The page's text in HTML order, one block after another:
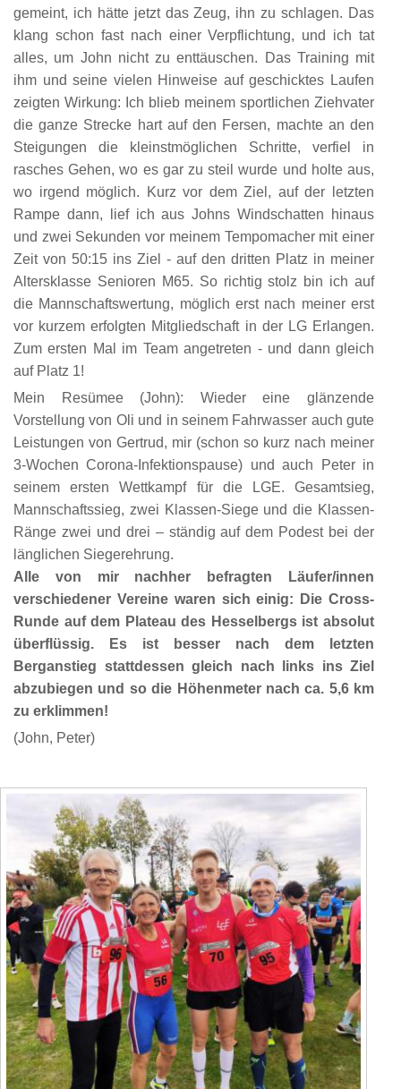
gemeint, ich hätte jetzt das Zeug, ihn zu schlagen. Das
klang schon fast nach einer Verpflichtung, und ich tat
alles, um John nicht zu enttäuschen. Das Training mit
ihm und seine vielen Hinweise auf geschicktes Laufen
zeigten Wirkung: Ich blieb meinem sportlichen Ziehvater
die ganze Strecke hart auf den Fersen, machte an den
Steigungen die kleinstmöglichen Schritte, verfiel in
rasches Gehen, wo es gar zu steil wurde und holte aus,
wo irgend möglich. Kurz vor dem Ziel, auf der letzten
Rampe dann, lief ich aus Johns Windschatten hinaus
und zwei Sekunden vor meinem Tempomacher mit einer
Zeit von 50:15 ins Ziel - auf den dritten Platz in meiner
Altersklasse Senioren M65. So richtig stolz bin ich auf
die Mannschaftswertung, möglich erst nach meiner erst
vor kurzem erfolgten Mitgliedschaft in der LG Erlangen.
Zum ersten Mal im Team angetreten - und dann gleich
auf Platz 1!
Mein Resümee (John): Wieder eine glänzende
Vorstellung von Oli und in seinem Fahrwasser auch gute
Leistungen von Gertrud, mir (schon so kurz nach meiner
3-Wochen Corona-Infektionspause) und auch Peter in
seinem ersten Wettkampf für die LGE. Gesamtsieg,
Mannschaftssieg, zwei Klassen-Siege und die Klassen-
Ränge zwei und drei – ständig auf dem Podest bei der
länglichen Siegerehrung.
Alle von mir nachher befragten Läufer/innen
verschiedener Vereine waren sich einig: Die Cross-
Runde auf dem Plateau des Hesselbergs ist absolut
überflüssig. Es ist besser nach dem letzten
Berganstieg stattdessen gleich nach links ins Ziel
abzubiegen und so die Höhenmeter nach ca. 5,6 km
zu erklimmen!
(John, Peter)